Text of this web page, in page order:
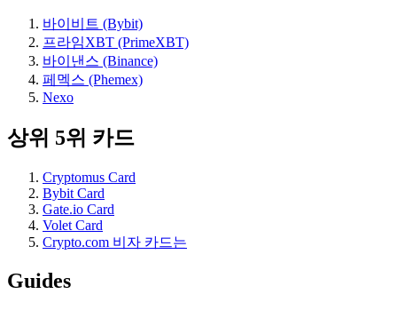
바이비트 (Bybit)
프라임XBT (PrimeXBT)
바이낸스 (Binance)
페멕스 (Phemex)
Nexo
상위 5위 카드
Cryptomus Card
Bybit Card
Gate.io Card
Volet Card
Crypto.com 비자 카드는
Guides